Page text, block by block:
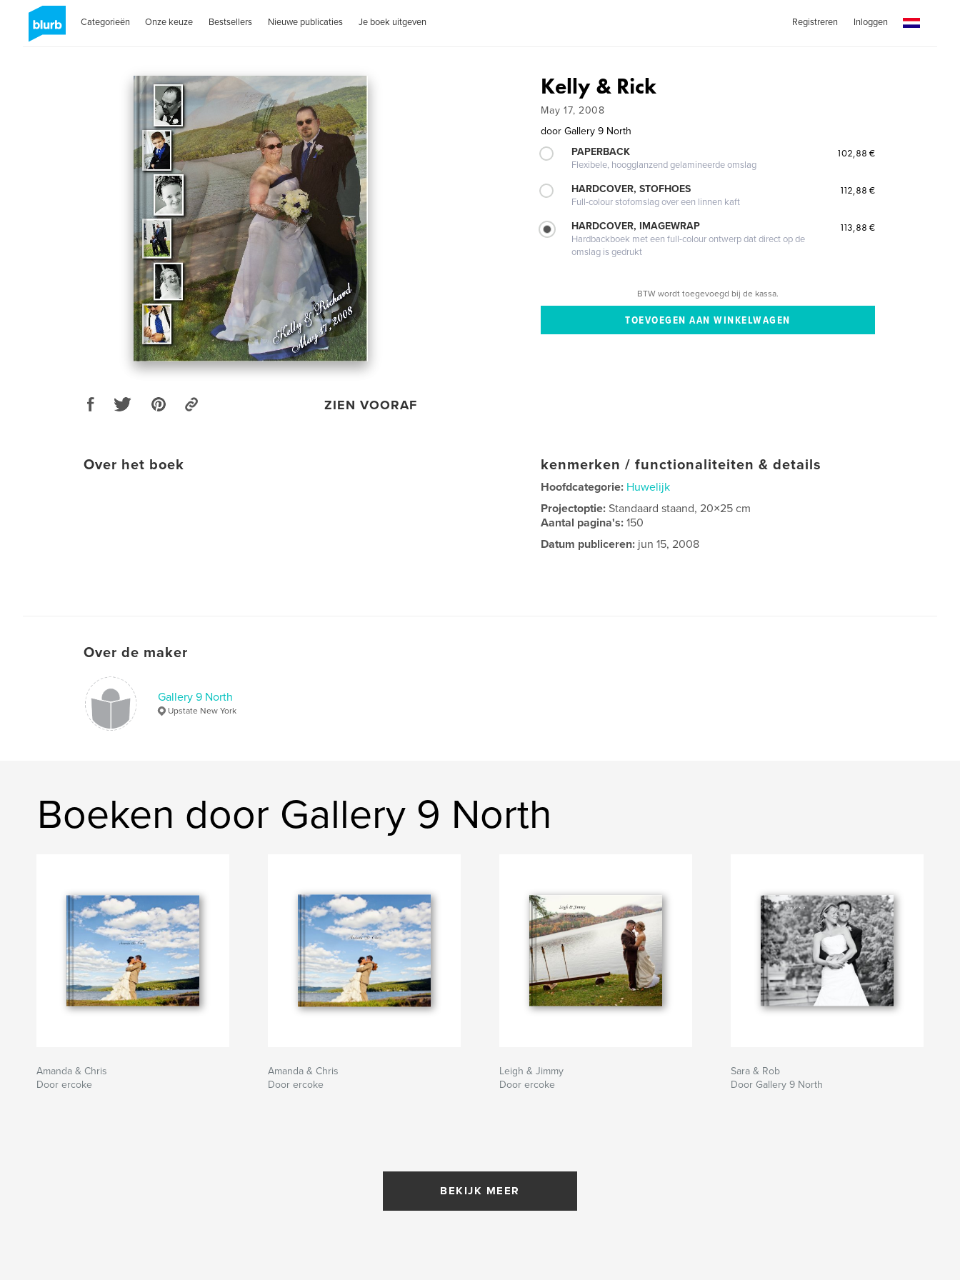
Categorieën Onze keuze Bestsellers Nieuwe publicaties Je boek uitgeven Registreren Inloggen
ZIEN VOORAF
Kelly & Rick
May 17, 2008
door Gallery 9 North
PAPERBACK
Flexibele, hoogglanzend gelamineerde omslag
102,88 €
HARDCOVER, STOFHOES
Full-colour stofomslag over een linnen kaft
112,88 €
HARDCOVER, IMAGEWRAP
Hardbackboek met een full-colour ontwerp dat direct op de
omslag is gedrukt
113,88 €
BTW wordt toegevoegd bij de kassa.
Over het boek kenmerken / functionaliteiten & details
Hoofdcategorie: Huwelijk
Projectoptie:Standaard staand, 20×25 cm
Aantal pagina's:150
Datum publiceren: jun 15, 2008
Over de maker
Gallery 9 North
Upstate New York
Boeken door Gallery 9 North
Amanda & Chris
Door ercoke
Amanda & Chris
Door ercoke
Leigh & Jimmy
Door ercoke
Sara & Rob
Door Gallery 9 North
BEKIJK MEER